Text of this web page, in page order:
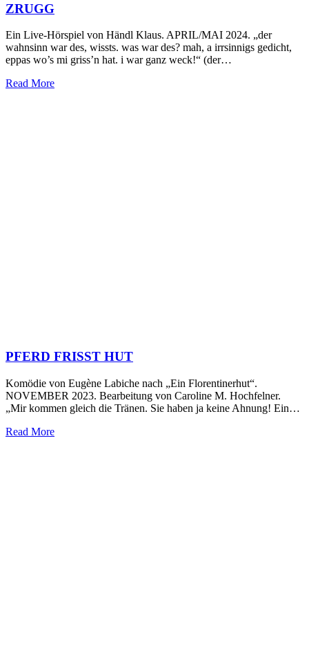
ZRUGG
Ein Live-Hörspiel von Händl Klaus. APRIL/MAI 2024. „der
wahnsinn war des, wissts. was war des? mah, a irrsinnigs gedicht,
eppas wo’s mi griss’n hat. i war ganz weck!“ (der…
Read More
PFERD FRISST HUT
Komödie von Eugène Labiche nach „Ein Florentinerhut“.
NOVEMBER 2023. Bearbeitung von Caroline M. Hochfelner.
„Mir kommen gleich die Tränen. Sie haben ja keine Ahnung! Ein…
Read More